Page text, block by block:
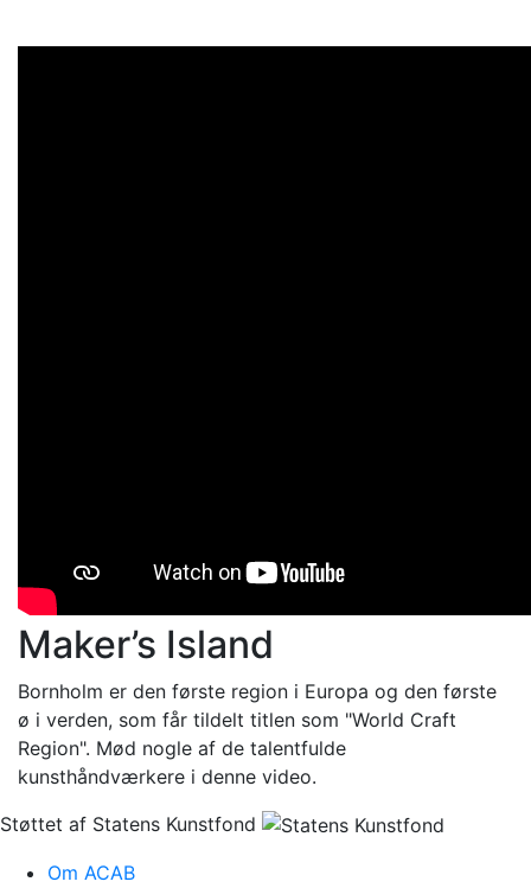
Maker’s Island
Bornholm er den første region i Europa og den første
ø i verden, som får tildelt titlen som "World Craft
Region". Mød nogle af de talentfulde
kunsthåndværkere i denne video.
Støttet af Statens Kunstfond
Om ACAB